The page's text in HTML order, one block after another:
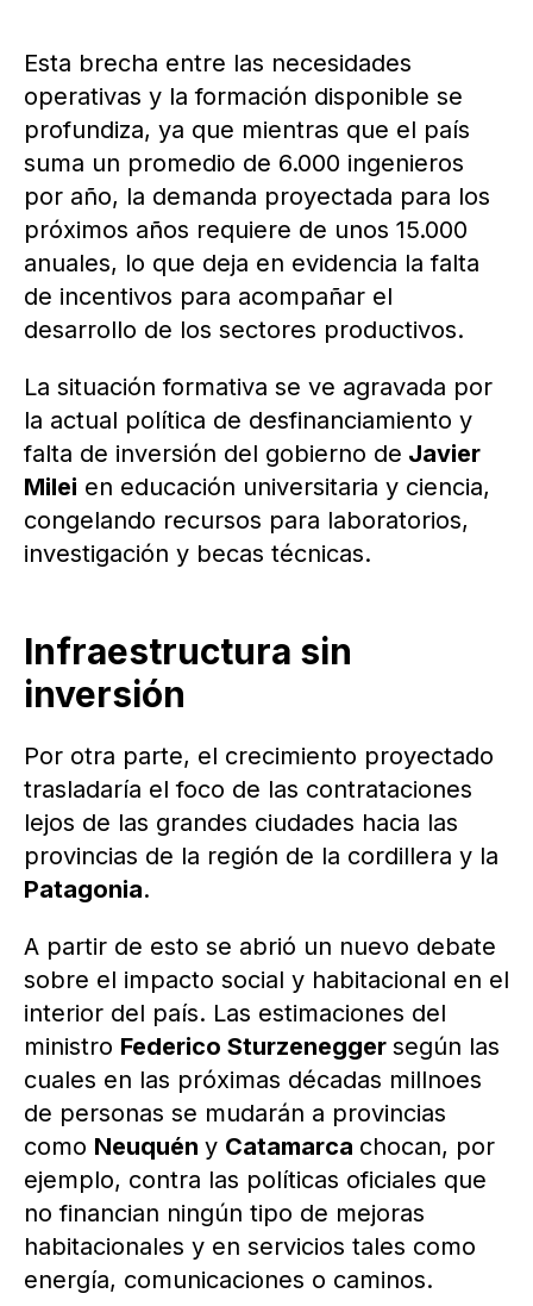
Esta brecha entre las necesidades
operativas y la formación disponible se
profundiza, ya que mientras que el país
suma un promedio de 6.000 ingenieros
por año, la demanda proyectada para los
próximos años requiere de unos 15.000
anuales, lo que deja en evidencia la falta
de incentivos para acompañar el
desarrollo de los sectores productivos.
La situación formativa se ve agravada por
la actual política de desfinanciamiento y
falta de inversión del gobierno de Javier
Milei en educación universitaria y ciencia,
congelando recursos para laboratorios,
investigación y becas técnicas.
Infraestructura sin
inversión
Por otra parte, el crecimiento proyectado
trasladaría el foco de las contrataciones
lejos de las grandes ciudades hacia las
provincias de la región de la cordillera y la
Patagonia.
A partir de esto se abrió un nuevo debate
sobre el impacto social y habitacional en el
interior del país. Las estimaciones del
ministro Federico Sturzenegger según las
cuales en las próximas décadas millnoes
de personas se mudarán a provincias
como Neuquén y Catamarca chocan, por
ejemplo, contra las políticas oficiales que
no financian ningún tipo de mejoras
habitacionales y en servicios tales como
energía, comunicaciones o caminos.